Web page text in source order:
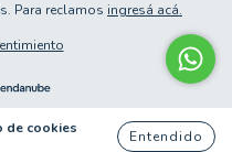
de cookies
Entendido
Para reclamos ingresá acá.